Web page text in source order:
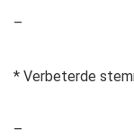
–
* Verbeterde
–